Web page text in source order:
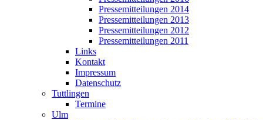
Pressemitteilungen 2014
Pressemitteilungen 2013
Pressemitteilungen 2012
Pressemitteilungen 2011
Links
Kontakt
Impressum
Datenschutz
Tuttlingen
Termine
Ulm